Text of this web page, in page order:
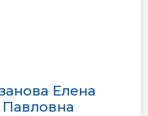
Елена
Павловна